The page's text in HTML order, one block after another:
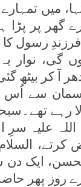
میں تمہارے
گھر پر پڑا
رسول کا
گی، نوار یہ
آ کر بیٹھ
آسمان سے اُس
رہے
علیہ سرِ
السلام
ایک
روز پھر